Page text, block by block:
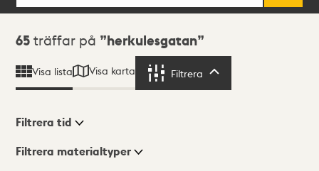
Sökresultat
65 träffar på herkulesgatan
Visa lista Visa karta Filtrera
Visningsläge
Filtrera tid
Filtrera materialtyper